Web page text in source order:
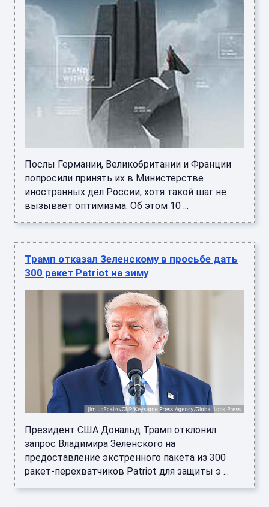
Послы Германии, Великобритании и Франции
попросили принять их в Министерстве
иностранных дел России, хотя такой шаг не
вызывает оптимизма. Об этом 10 ...
Трамп отказал Зеленскому в просьбе дать
300 ракет Patriot на зиму
Президент США Дональд Трамп отклонил
запрос Владимира Зеленского на
предоставление экстренного пакета из 300
ракет-перехватчиков Patriot для защиты э ...